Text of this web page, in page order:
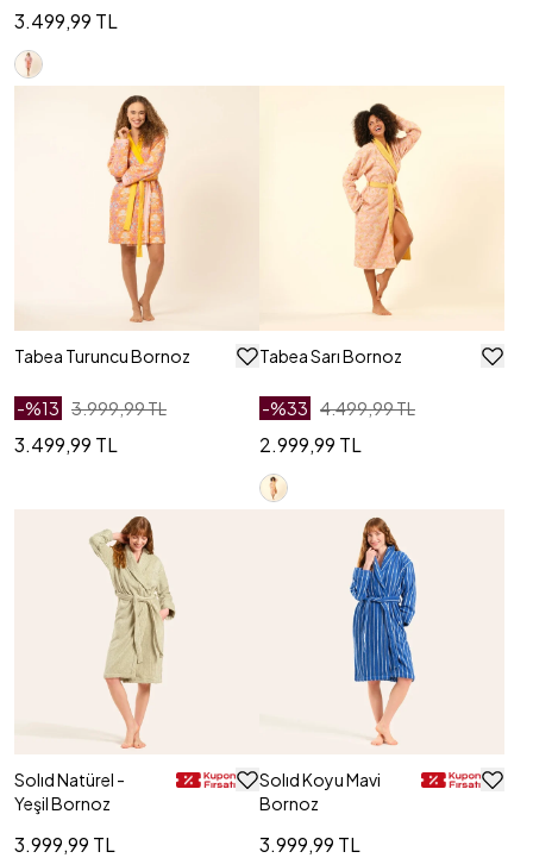
3.499,99 TL
Tabea Turuncu Bornoz
-%13 3.999,99 TL
3.499,99 TL
Tabea Sarı Bornoz
-%33 4.499,99 TL
2.999,99 TL
Solıd Natürel -
Yeşil Bornoz
3.999,99 TL
Solıd Koyu Mavi
Bornoz
3.999,99 TL